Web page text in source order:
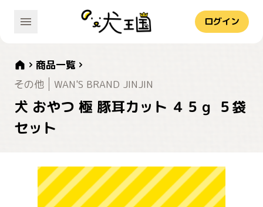
ログイン
商品一覧
その他
WAN'S BRAND JINJIN
犬 おやつ 極 豚耳カット ４５ｇ ５袋
セット